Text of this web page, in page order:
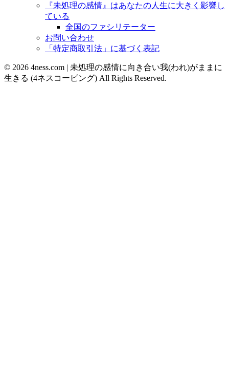
『未処理の感情』はあなたの人生に大きく影響し
ている
全国のファシリテーター
お問い合わせ
「特定商取引法」に基づく表記
© 2026 4ness.com | 未処理の感情に向き合い我(われ)がままに
生きる (4ネスコーピング) All Rights Reserved.